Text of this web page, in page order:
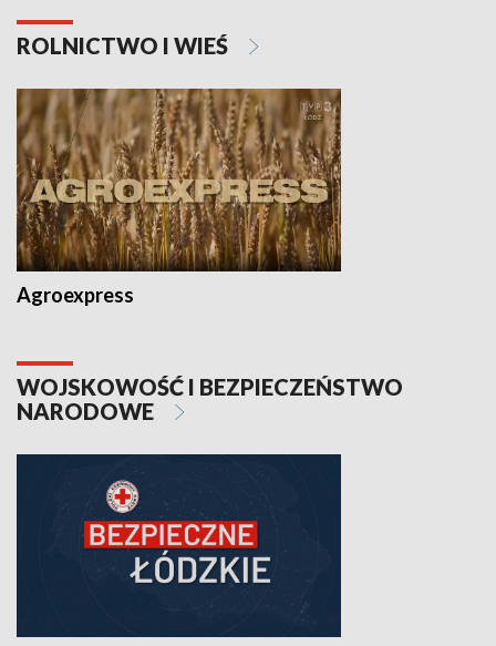
ROLNICTWO I WIEŚ
Agroexpress
WOJSKOWOŚĆ I BEZPIECZEŃSTWO
NARODOWE